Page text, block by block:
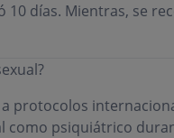
días. Mientras, se
protocolos
psiquiátrico